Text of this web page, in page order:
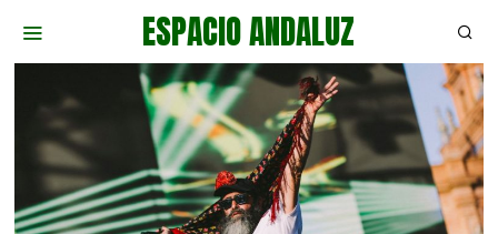
ESPACIO ANDALUZ